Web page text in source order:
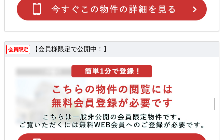
会員限定 【会員様限定で公開中！】